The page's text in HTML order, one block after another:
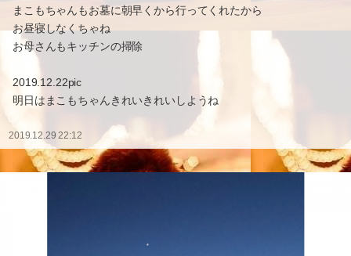
まこもちゃんもお墓に朝早くから行ってくれたから
お昼寝しなくちゃね
お母さんもキッチンの掃除
2019.12.22pic
明日はまこもちゃんきれいきれいしようね
2019.12.29 22:12